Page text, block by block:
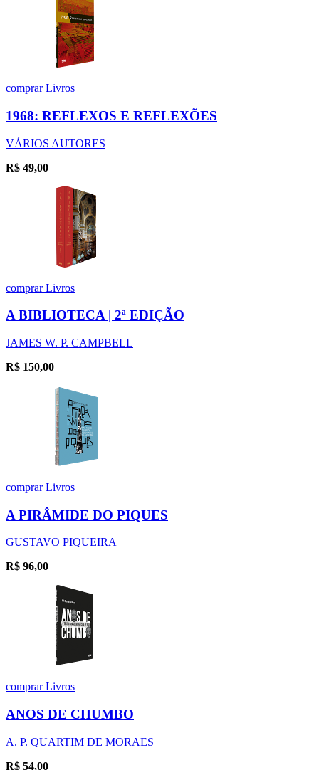
comprarLivros
1968: REFLEXOS E REFLEXÕES
VÁRIOS AUTORES
R$ 49,00
comprarLivros
A BIBLIOTECA | 2ª EDIÇÃO
JAMES W. P. CAMPBELL
R$ 150,00
comprarLivros
A PIRÂMIDE DO PIQUES
GUSTAVO PIQUEIRA
R$ 96,00
comprarLivros
ANOS DE CHUMBO
A. P. QUARTIM DE MORAES
R$ 54,00